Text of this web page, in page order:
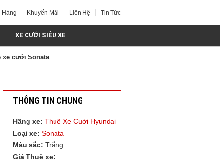
Hàng Khuyến Mãi Liên Hệ Tin Tức
XE CƯỚI SIÊU XE
xe cưới Sonata
THÔNG TIN CHUNG
Hãng xe: Thuê Xe Cưới Hyundai
Loại xe: Sonata
Màu sắc: Trắng
Giá Thuê xe: